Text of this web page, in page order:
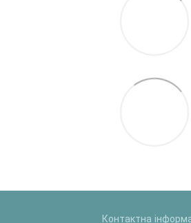
Контактна